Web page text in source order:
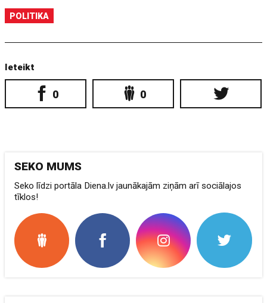
POLITIKA
Ieteikt
0 0
SEKO MUMS
Seko līdzi portāla Diena.lv jaunākajām ziņām arī sociālajos
tīklos!